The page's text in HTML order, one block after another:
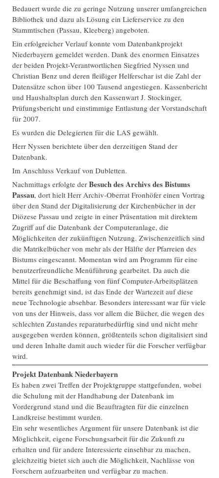
Bedauert wurde die zu geringe Nutzung unserer umfangreichen
Bibliothek und dazu als Lösung ein Lieferservice zu den
Stammtischen (Passau, Kleeberg) angeboten.
Ein erfolgreicher Verlauf konnte vom Datenbankprojekt
Niederbayern gemeldet werden. Dank des enormen Einsatzes
der beiden Projekt-Verantwortlichen Siegfried Nyssen und
Christian Benz und deren fleißiger Helferschar ist die Zahl der
Datensätze schon über 100 Tausend angestiegen. Kassenbericht
und Haushaltsplan durch den Kassenwart J. Stockinger,
Prüfungsbericht und einstimmige Entlastung der Vorstandschaft
für 2007.
Es wurden die Delegierten für die LAS gewählt.
Herr Nyssen berichtete über den derzeitigen Stand der
Datenbank.
Im Anschluss Verkauf von Dubletten.
Nachmittags erfolgte der Besuch des Archivs des Bistums
Passau, dort hielt Herr Archiv-Oberrat Fronhöfer einen Vortrag
über den Stand der Digitalisierung der Kirchenbücher in der
Diözese Passau und zeigte in einer Präsentation mit direktem
Zugriff auf die Datenbank der Computeranlage, die
Möglichkeiten der zukünftigen Nutzung. Zwischenzeitlich sind
die Matrikelbücher von mehr als der Hälfte der Pfarreien des
Bistums eingescannt. Momentan wird am Programm für eine
benutzerfreundliche Menüführung gearbeitet. Da auch die
Mittel für die Beschaffung von fünf Computer-Arbeitsplätzen
bereits genehmigt sind, ist das Ende der Wartezeit auf diese
neue Technologie absehbar. Besonders interessant war für viele
von uns der Hinweis, dass vor allem die Bücher, die wegen des
schlechten Zustandes reparaturbedürftig sind und nicht mehr
ausgegeben werden können, größtenteils schon digitalisiert sind
und deren Inhalte damit auch wieder für die Forscher verfügbar
wird.
Projekt Datenbank Niederbayern
Es haben zwei Treffen der Projektgruppe stattgefunden, wobei
die Schulung mit der Handhabung der Datenbank im
Vordergrund stand und die Beauftragten für die einzelnen
Landkreise bestimmt wurden.
Ein sehr wesentliches Argument für unsere Datenbank ist die
Möglichkeit, eigene Forschungsarbeit für die Zukunft zu
erhalten und für andere Interessierte einsehbar zu machen,
gleichzeitig bietet sich auch die Möglichkeit, Nachlässe von
Forschern aufzuarbeiten und verfügbar zu machen.